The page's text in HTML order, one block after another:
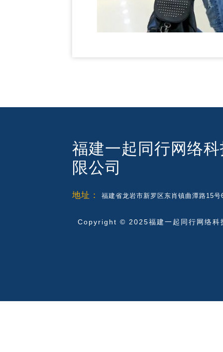
福建一起同行网络
限公司
地址： 福建省龙岩市新罗区东肖镇曲潭路15
Copyright © 2025福建一起同行网络